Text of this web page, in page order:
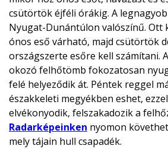
csütörtök éjféli órákig. A
Nyugat-Dunántúlon valószínű. Ott
ónos eső várható, majd csütörtök
országszerte esőre kell számítani.
okozó felhőtömb fokozatosan
felé helyeződik át. Péntek reggel
északkeleti megyékben eshet,
elvékonyodik, felszakadozik a
Radarképeinken nyomon
mely tájain hull csapadék.